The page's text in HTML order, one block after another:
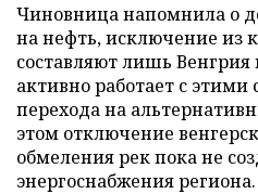
Чиновница напомнила о
на нефть, исключение из
составляют лишь Венгрия
активно работает с
перехода на
этом отключение
обмеления рек пока не
энергоснабжения региона.